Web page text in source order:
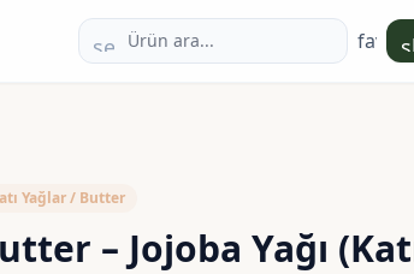
search
Yağlar / Butter
– Jojoba Yağı